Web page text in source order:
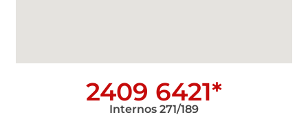
2409 6421*
Internos 271/189